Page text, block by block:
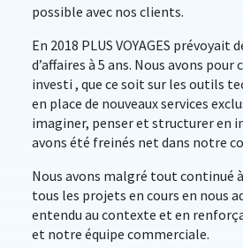
possible avec nos clients.
En 2018 PLUS VOYAGES prévoyait
d’affaires à 5 ans. Nous avons pour
investi , que ce soit sur les outils
en place de nouveaux services
imaginer, penser et structurer en
avons été freinés net dans notre
Nous avons malgré tout continué
tous les projets en cours en nous
entendu au contexte et en
et notre équipe commerciale.